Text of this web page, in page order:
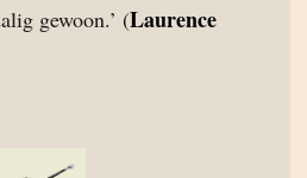
gewoon.’ (Laurence